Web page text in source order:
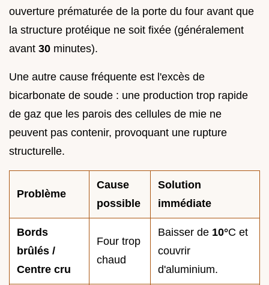
ouverture prématurée de la porte du four avant que
la structure protéique ne soit fixée (généralement
avant 30 minutes).
Une autre cause fréquente est l'excès de
bicarbonate de soude : une production trop rapide
de gaz que les parois des cellules de mie ne
peuvent pas contenir, provoquant une rupture
structurelle.
Problème
Cause
possible
Solution
immédiate
Bords
brûlés /
Centre cru
Four trop
chaud
Baisser de 10°C et
couvrir
d'aluminium.